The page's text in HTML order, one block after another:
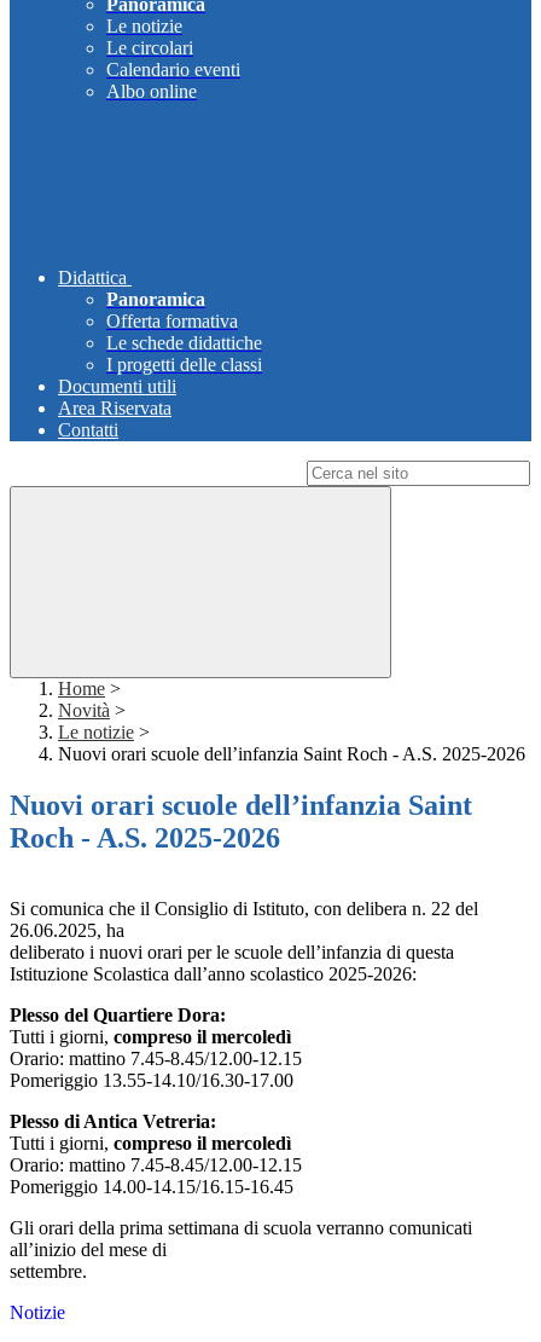
Panoramica
Le notizie
Le circolari
Calendario eventi
Albo online
Didattica
Panoramica
Offerta formativa
Le schede didattiche
I progetti delle classi
Documenti utili
Area Riservata
Contatti
Home >
Novità >
Le notizie >
Nuovi orari scuole dell’infanzia Saint Roch - A.S. 2025-2026
Nuovi orari scuole dell’infanzia Saint
Roch - A.S. 2025-2026
Si comunica che il Consiglio di Istituto, con delibera n. 22 del
26.06.2025, ha
deliberato i nuovi orari per le scuole dell’infanzia di questa
Istituzione Scolastica dall’anno scolastico 2025-2026:
Plesso del Quartiere Dora:
Tutti i giorni, compreso il mercoledì
Orario: mattino 7.45-8.45/12.00-12.15
Pomeriggio 13.55-14.10/16.30-17.00
Plesso di Antica Vetreria:
Tutti i giorni, compreso il mercoledì
Orario: mattino 7.45-8.45/12.00-12.15
Pomeriggio 14.00-14.15/16.15-16.45
Gli orari della prima settimana di scuola verranno comunicati
all’inizio del mese di
settembre.
Notizie